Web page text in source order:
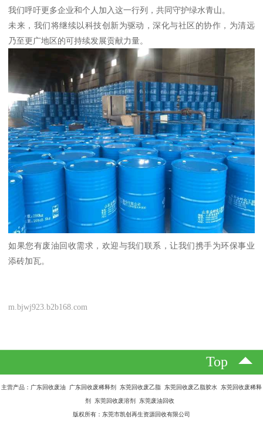
我们呼吁更多企业和个人加入这一行列，共同守护绿水青山。
未来，我们将继续以科技创新为驱动，深化与社区的协作，为清远
乃至更广地区的可持续发展贡献力量。
如果您有废油回收需求，欢迎与我们联系，让我们携手为环保事业
添砖加瓦。
m.bjwj923.b2b168.com
Top
主营产品：广东回收废油 广东回收废稀释剂 东莞回收废乙脂 东莞回收废乙脂胶水 东莞回收废稀释
剂 东莞回收废溶剂 东莞废油回收
版权所有：东莞市凯创再生资源回收有限公司